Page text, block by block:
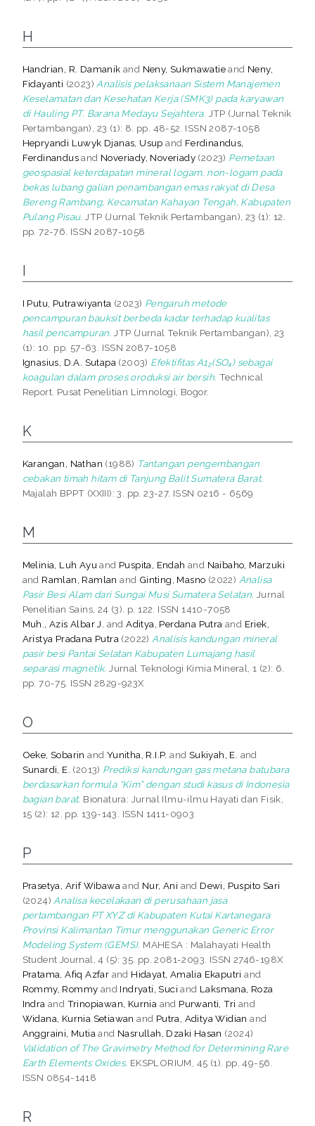
H
Handrian, R. Damanik and Neny, Sukmawatieand Neny,
Fidayanti (2023) Analisis pelaksanaan Sistem Manajemen
Keselamatan dan Kesehatan Kerja (SMK3) pada karyawan
di Hauling PT. Barana Medayu Sejahtera. JTP (Jurnal Teknik
Pertambangan), 23 (1): 8. pp. 48-52. ISSN 2087-1058
Hepryandi Luwyk Djanas, Usup and Ferdinandus,
Ferdinandusand Noveriady, Noveriady (2023) Pemetaan
geospasial keterdapatan mineral logam, non-logam pada
bekas lubang galian penambangan emas rakyat di Desa
Bereng Rambang, Kecamatan Kahayan Tengah, Kabupaten
Pulang Pisau. JTP (Jurnal Teknik Pertambangan), 23 (1): 12.
pp. 72-76. ISSN 2087-1058
I
I Putu, Putrawiyanta (2023) Pengaruh metode
pencampuran bauksit berbeda kadar terhadap kualitas
hasil pencampuran. JTP (Jurnal Teknik Pertambangan), 23
(1): 10. pp. 57-63. ISSN 2087-1058
Ignasius, D.A. Sutapa (2003) Efektifitas A1₂(SO₄) sebagai
koagulan dalam proses oroduksi air bersih. Technical
Report. Pusat Penelitian Limnologi, Bogor.
K
Karangan, Nathan (1988) Tantangan pengembangan
cebakan timah hitam di Tanjung Balit Sumatera Barat.
Majalah BPPT (XXIII): 3. pp. 23-27. ISSN 0216 - 6569
M
Melinia, Luh Ayu and Puspita, Endah and Naibaho, Marzuki
and Ramlan, Ramlan and Ginting, Masno (2022) Analisa
Pasir Besi Alam dari Sungai Musi Sumatera Selatan. Jurnal
Penelitian Sains, 24 (3). p. 122. ISSN 1410-7058
Muh., Azis Albar J. andAditya, Perdana Putra and Eriek,
Aristya Pradana Putra (2022) Analisis kandungan mineral
pasir besi Pantai Selatan Kabupaten Lumajang hasil
separasi magnetik. Jurnal Teknologi Kimia Mineral, 1 (2): 6.
pp. 70-75. ISSN 2829-923X
O
Oeke, Sobarin and Yunitha, R.I.P. and Sukiyah, E. and
Sunardi, E. (2013) Prediksi kandungan gas metana batubara
berdasarkan formula “Kim” dengan studi kasus di Indonesia
bagian barat. Bionatura: Jurnal Ilmu-ilmu Hayati dan Fisik,
15 (2): 12. pp. 139-143. ISSN 1411-0903
P
Prasetya, Arif Wibawa and Nur, Ani and Dewi, Puspito Sari
(2024) Analisa kecelakaan di perusahaan jasa
pertambangan PT XYZ di Kabupaten Kutai Kartanegara
Provinsi Kalimantan Timur menggunakan Generic Error
Modeling System (GEMS). MAHESA : Malahayati Health
Student Journal, 4 (5): 35. pp. 2081-2093. ISSN 2746-198X
Pratama, Afiq Azfar and Hidayat, Amalia Ekaputri and
Rommy, Rommy and Indryati, Suci and Laksmana, Roza
Indra and Trinopiawan, Kurnia and Purwanti, Tri and
Widana, Kurnia Setiawan and Putra, Aditya Widian and
Anggraini, Mutia and Nasrullah, Dzaki Hasan (2024)
Validation of The Gravimetry Method for Determining Rare
Earth Elements Oxides. EKSPLORIUM, 45 (1). pp. 49-56.
ISSN 0854-1418
R